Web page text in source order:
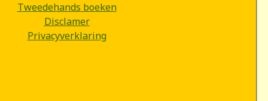
Tweedehands boeken
Disclamer
Privacyverklaring